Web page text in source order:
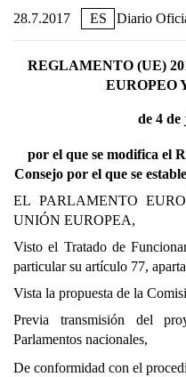
28.7.2017 ES Diario
REGLAMENTO (UE)
EUROPEO
de 4 de
por el que se modifica el
Consejo por el que se
EL PARLAMENTO
UNIÓN EUROPEA,
Visto el Tratado de
particular su artículo 77,
Vista la propuesta de la
Previa transmisión del
Parlamentos nacionales,
De conformidad con el